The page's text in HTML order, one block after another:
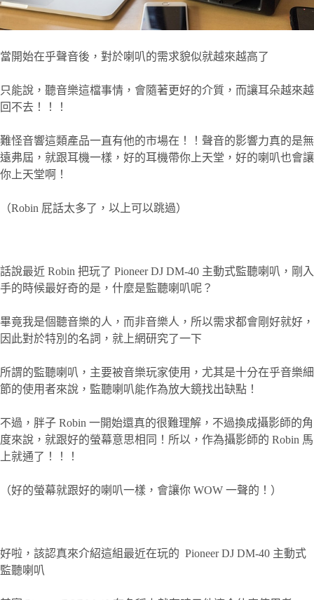
當開始在乎聲音後，對於喇叭的需求貌似就越來越高了
只能說，聽音樂這檔事情，會隨著更好的介質，而讓耳朵越來越
回不去！！！
難怪音響這類產品一直有他的市場在！！聲音的影響力真的是無
遠弗屆，就跟耳機一樣，好的耳機帶你上天堂，好的喇叭也會讓
你上天堂啊！
（Robin 屁話太多了，以上可以跳過）
話說最近 Robin 把玩了 Pioneer DJ DM-40 主動式監聽喇叭，剛入
手的時候最好奇的是，什麼是監聽喇叭呢？
畢竟我是個聽音樂的人，而非音樂人，所以需求都會剛好就好，
因此對於特別的名詞，就上網研究了一下
所謂的監聽喇叭，主要被音樂玩家使用，尤其是十分在乎音樂細
節的使用者來說，監聽喇叭能作為放大鏡找出缺點！
不過，胖子 Robin 一開始還真的很難理解，不過換成攝影師的角
度來說，就跟好的螢幕意思相同！所以，作為攝影師的 Robin 馬
上就通了！！！
（好的螢幕就跟好的喇叭一樣，會讓你 WOW 一聲的！）
好啦，該認真來介紹這組最近在玩的 Pioneer DJ DM-40 主動式
監聽喇叭